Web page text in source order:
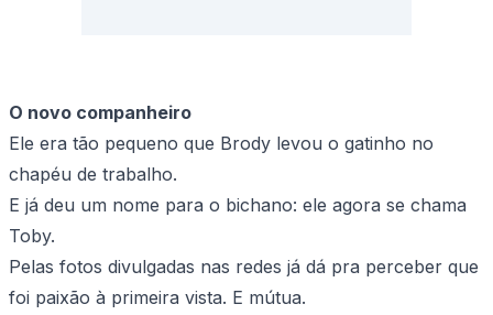
O novo companheiro
Ele era tão pequeno que Brody levou o gatinho no
chapéu de trabalho.
E já deu um nome para o bichano: ele agora se chama
Toby.
Pelas fotos divulgadas nas redes já dá pra perceber que
foi paixão à primeira vista. E mútua.